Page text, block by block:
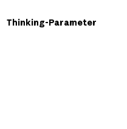
Thinking-Parameter